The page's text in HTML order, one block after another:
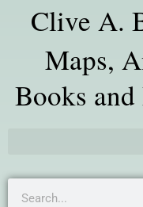
Clive A.
Maps,
Books